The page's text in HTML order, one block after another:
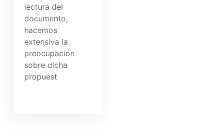
lectura del
documento,
hacemos
extensiva la
preocupación
sobre dicha
propuest